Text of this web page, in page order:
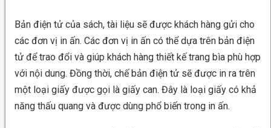
Bản điện tử của sách, tài liệu sẽ được khách hàng gửi cho
các đơn vị in ấn. Các đơn vị in ấn có thể dựa trên bản điện
tử để trao đổi và giúp khách hàng thiết kế trang bìa phù hợp
với nội dung. Đồng thời, chế bản điện tử sẽ được in ra trên
một loại giấy được gọi là giấy can. Đây là loại giấy có khả
năng thấu quang và được dùng phổ biến trong in ấn.